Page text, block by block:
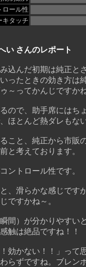
ール性
タッチ
い さんのレポート
んだ初期は純正とさ
たときの効き方は純
ってかんじですか
で、助手席にはちょ
とんど熱ダレもない
と、純正から市販
考えております。
トロール性です。
滑らかな感じです
すかね～。
）が分かりやすいと
は絶品ですね！！
かない！！」って思
ずですね。ブレン